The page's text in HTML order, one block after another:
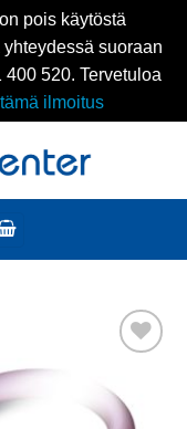
pois käytöstä
suoraan
520. Tervetuloa
ilmoitus
wishlist